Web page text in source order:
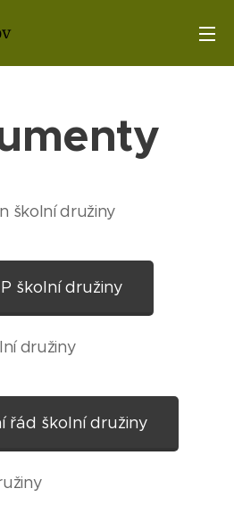
školní družiny
školní družiny
družiny
řád školní družiny